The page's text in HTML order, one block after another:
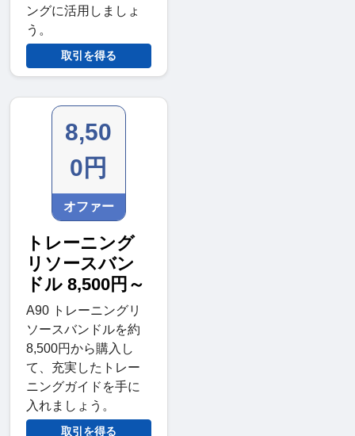
ングに活用しましょ
う。
取引を得る
8,50
0円
オファー
トレーニング
リソースバン
ドル 8,500円～
A90 トレーニングリ
ソースバンドルを約
8,500円から購入し
て、充実したトレー
ニングガイドを手に
入れましょう。
取引を得る